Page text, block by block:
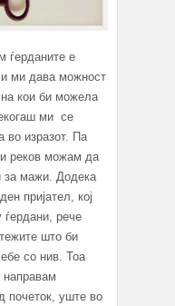
ѓерданите е
ми дава можност
кои би можела
ми се
во изразот. Па
реков можам да
за мажи. Додека
пријател, кој
ѓердани, рече
што би
со нив. Тоа
почеток, уште во